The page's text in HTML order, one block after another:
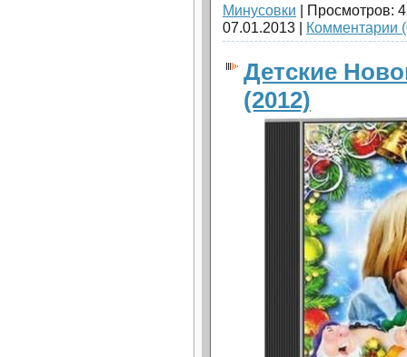
Минусовки | Просмотров:
07.01.2013 | Комментарии
Детские
(2012)